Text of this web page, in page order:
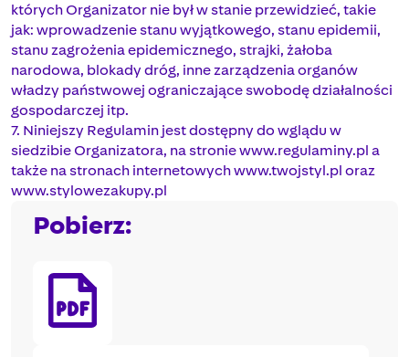
których Organizator nie był w stanie przewidzieć, takie
jak: wprowadzenie stanu wyjątkowego, stanu epidemii,
stanu zagrożenia epidemicznego, strajki, żałoba
narodowa, blokady dróg, inne zarządzenia organów
władzy państwowej ograniczające swobodę działalności
gospodarczej itp.
7. Niniejszy Regulamin jest dostępny do wglądu w
siedzibie Organizatora, na stronie www.regulaminy.pl a
także na stronach internetowych www.twojstyl.pl oraz
www.stylowezakupy.pl
Pobierz: